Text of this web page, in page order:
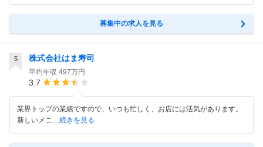
募集中の求人を見る
5 株式会社はま寿司
平均年収 497万円
3.7
業界トップの業績ですので、いつも忙しく、お店には活気があります。
新しいメニ
…続きを見る